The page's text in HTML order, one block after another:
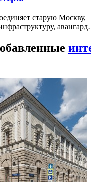
старую Москву,